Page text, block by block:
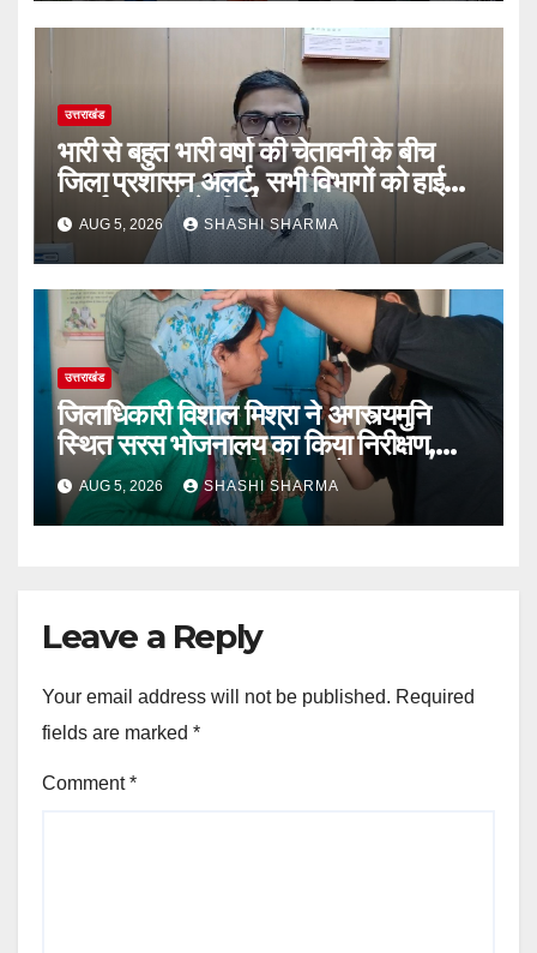
उत्तराखंड
भारी से बहुत भारी वर्षा की चेतावनी के बीच
जिला प्रशासन अलर्ट, सभी विभागों को हाई
अलर्ट पर रहने के निर्देश
AUG 5, 2026 SHASHI SHARMA
उत्तराखंड
जिलाधिकारी विशाल मिश्रा ने अगस्त्यमुनि
स्थित सरस भोजनालय का किया निरीक्षण,
स्वयं सहायता समूह की महिलाओं का बढ़ाया
उत्साह
AUG 5, 2026 SHASHI SHARMA
Leave a Reply
Your email address will not be published. Required
fields are marked *
Comment*